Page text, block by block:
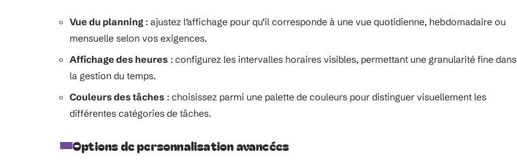
Vue du planning : ajustez l’affichage pour qu’il corresponde à une vue quotidienne, hebdomadaire ou
mensuelle selon vos exigences.
Affichage des heures : configurez les intervalles horaires visibles, permettant une granularité fine dans
la gestion du temps.
Couleurs des tâches : choisissez parmi une palette de couleurs pour distinguer visuellement les
différentes catégories de tâches.
Options de personnalisation avancées